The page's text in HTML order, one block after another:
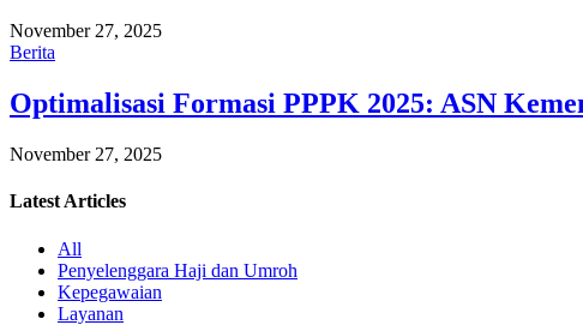
November 27, 2025
Berita
Optimalisasi Formasi PPPK 2025: ASN
November 27, 2025
Latest Articles
All
Penyelenggara Haji dan Umroh
Kepegawaian
Layanan